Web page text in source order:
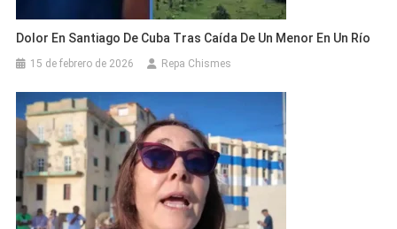
Dolor En Santiago De Cuba Tras Caída De Un Menor En Un Río
15 de febrero de 2026 Repa Chismes